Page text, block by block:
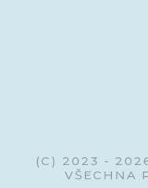
(C) 2023 -
VŠECHNA